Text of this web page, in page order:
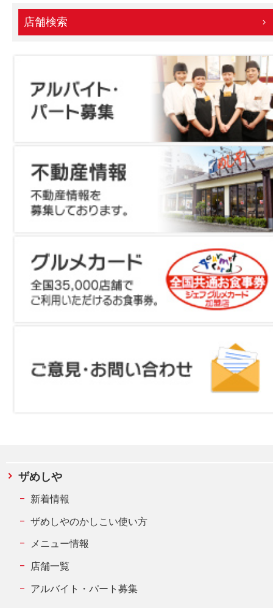
店舗検索
ザめしや
新着情報
ザめしやのかしこい使い方
メニュー情報
店舗一覧
アルバイト・パート募集